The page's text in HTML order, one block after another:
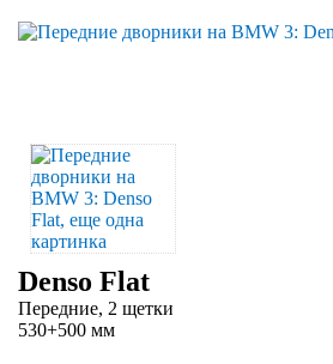
Denso Flat
Передние, 2 щетки
530+500 мм